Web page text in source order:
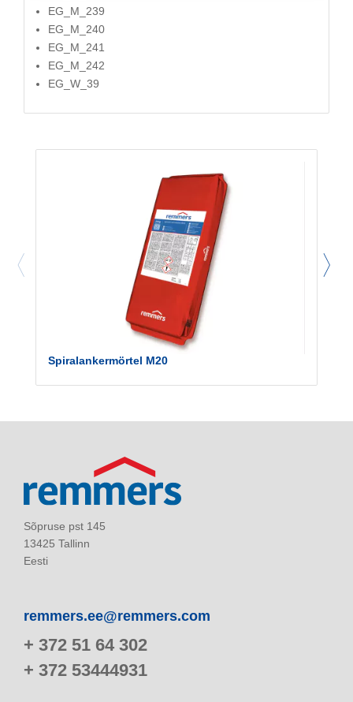
EG_M_239
EG_M_240
EG_M_241
EG_M_242
EG_W_39
Spiralankermörtel M20
Sõpruse pst 145
13425 Tallinn
Eesti
remmers.ee@remmers.com
+ 372 51 64 302
+ 372 53444931